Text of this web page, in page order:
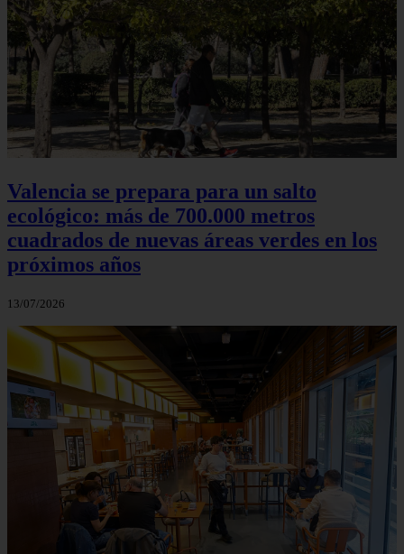
Valencia se prepara para un salto
ecológico: más de 700.000 metros
cuadrados de nuevas áreas verdes en los
próximos años
13/07/2026